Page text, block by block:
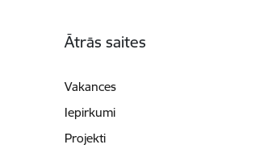
Ātrās saites
Vakances
Iepirkumi
Projekti